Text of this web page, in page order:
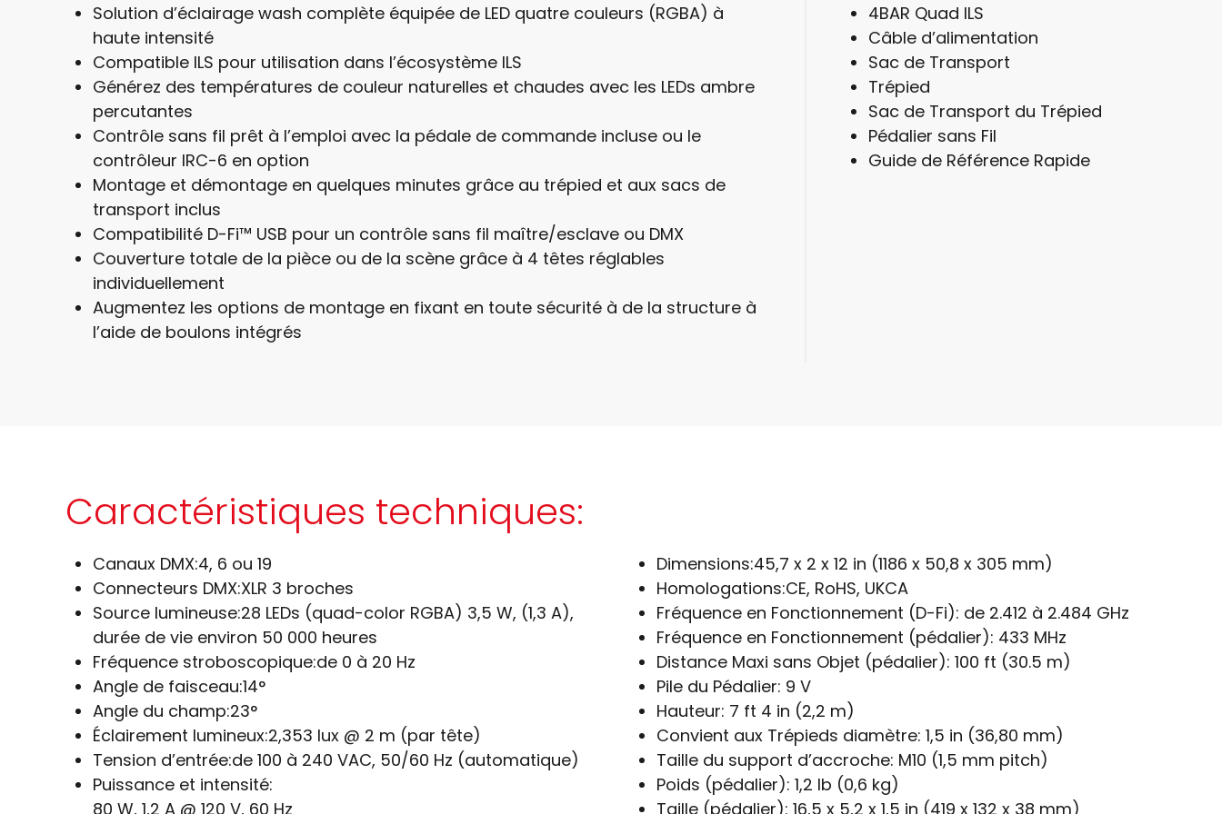
Solution d’éclairage wash complète équipée de LED quatre couleurs (RGBA) à
haute intensité
Compatible ILS pour utilisation dans l’écosystème ILS
Générez des températures de couleur naturelles et chaudes avec les LEDs ambre
percutantes
Contrôle sans fil prêt à l’emploi avec la pédale de commande incluse ou le
contrôleur IRC-6 en option
Montage et démontage en quelques minutes grâce au trépied et aux sacs de
transport inclus
Compatibilité D-Fi™ USB pour un contrôle sans fil maître/esclave ou DMX
Couverture totale de la pièce ou de la scène grâce à 4 têtes réglables
individuellement
Augmentez les options de montage en fixant en toute sécurité à de la structure à
l’aide de boulons intégrés
4BAR Quad ILS
Câble d’alimentation
Sac de Transport
Trépied
Sac de Transport du Trépied
Pédalier sans Fil
Guide de Référence Rapide
Caractéristiques techniques:
Canaux DMX:4, 6 ou 19
Connecteurs DMX:XLR 3 broches
Source lumineuse:28 LEDs (quad-color RGBA) 3,5 W, (1,3 A),
durée de vie environ 50 000 heures
Fréquence stroboscopique:de 0 à 20 Hz
Angle de faisceau:14°
Angle du champ:23°
Éclairement lumineux:2,353 lux @ 2 m (par tête)
Tension d’entrée:de 100 à 240 VAC, 50/60 Hz (automatique)
Puissance et intensité:
80 W, 1,2 A @ 120 V, 60 Hz
Dimensions:45,7 x 2 x 12 in (1186 x 50,8 x 305 mm)
Homologations:CE, RoHS, UKCA
Fréquence en Fonctionnement (D-Fi): de 2.412 à 2.484 GHz
Fréquence en Fonctionnement (pédalier): 433 MHz
Distance Maxi sans Objet (pédalier): 100 ft (30.5 m)
Pile du Pédalier: 9 V
Hauteur: 7 ft 4 in (2,2 m)
Convient aux Trépieds diamètre: 1,5 in (36,80 mm)
Taille du support d’accroche: M10 (1,5 mm pitch)
Poids (pédalier): 1,2 lb (0,6 kg)
Taille (pédalier): 16,5 x 5,2 x 1,5 in (419 x 132 x 38 mm)